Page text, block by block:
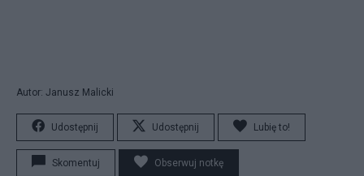
Autor: Janusz Malicki
Udostępnij Udostępnij Lubię to!
Skomentuj Obserwuj notkę